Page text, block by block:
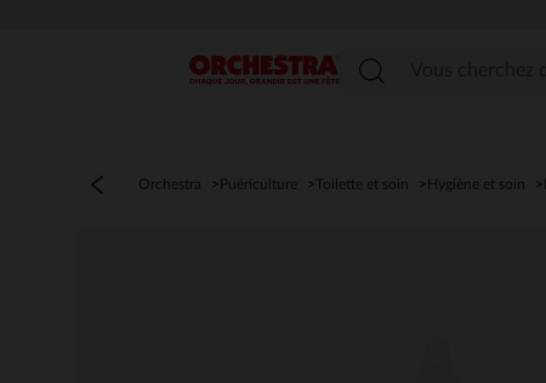
Menu
Orchestra Puériculture Toilette et soin Hygiène et soin